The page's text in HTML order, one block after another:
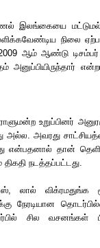
இலங்கையை
நிலை
ஆம் ஆண்டு
அனுப்பியிருந்தார்
உறுப்பினர்
அல்ல. அவரது
என்பதனால் தான்
நடத்தப்பட்டது.
லால் விக்ரமதுங்க
நேரடியான
சில வசனங்கள்